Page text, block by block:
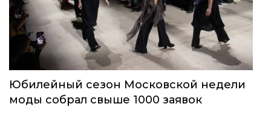
Юбилейный сезон Московской недели
моды собрал свыше 1000 заявок